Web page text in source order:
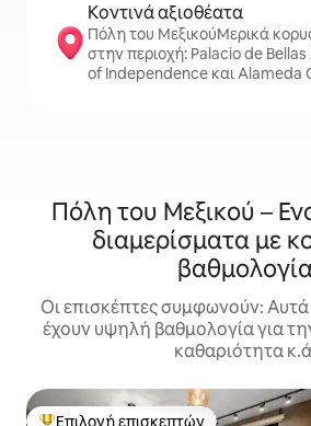
Κοντινά αξιοθέατα
Πόλη του ΜεξικούΜερικά
στην περιοχή: Palacio de
of Independence και Alameda
Πόλη του Μεξικού –
διαμερίσματα με
Οι επισκέπτες συμφωνούν:
έχουν υψηλή βαθμολογία για
καθαριότητα
Επιλογή επισκεπτών